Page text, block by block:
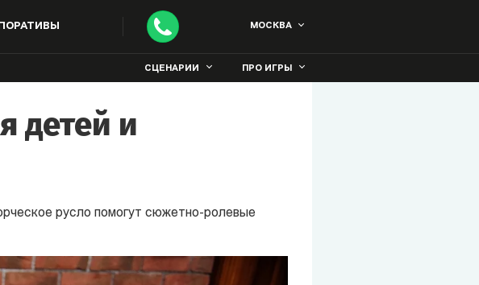
МОСКВА
СЦЕНАРИИ ПРО ИГРЫ
детей и
русло помогут сюжетно-ролевые